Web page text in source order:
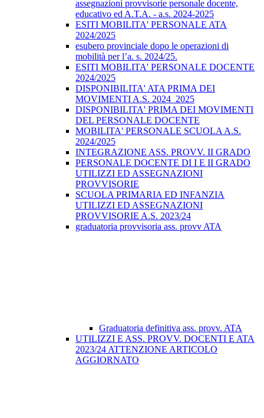
assegnazioni provvisorie personale docente,
educativo ed A.T.A. - a.s. 2024-2025
ESITI MOBILITA' PERSONALE ATA
2024/2025
esubero provinciale dopo le operazioni di
mobilità per l’a. s. 2024/25.
ESITI MOBILITA' PERSONALE DOCENTE
2024/2025
DISPONIBILITA' ATA PRIMA DEI
MOVIMENTI A.S. 2024_2025
DISPONIBILITA' PRIMA DEI MOVIMENTI
DEL PERSONALE DOCENTE
MOBILITA' PERSONALE SCUOLA A.S.
2024/2025
INTEGRAZIONE ASS. PROVV. II GRADO
PERSONALE DOCENTE DI I E II GRADO
UTILIZZI ED ASSEGNAZIONI
PROVVISORIE
SCUOLA PRIMARIA ED INFANZIA
UTILIZZI ED ASSEGNAZIONI
PROVVISORIE A.S. 2023/24
graduatoria provvisoria ass. provv ATA
Graduatoria definitiva ass. provv. ATA
UTILIZZI E ASS. PROVV. DOCENTI E ATA
2023/24 ATTENZIONE ARTICOLO
AGGIORNATO